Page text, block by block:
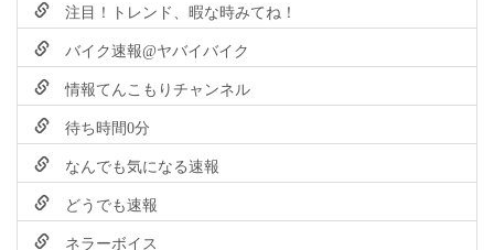
注目！トレンド、暇な時みてね！
バイク速報@ヤバイバイク
情報てんこもりチャンネル
待ち時間0分
なんでも気になる速報
どうでも速報
ネラーボイス